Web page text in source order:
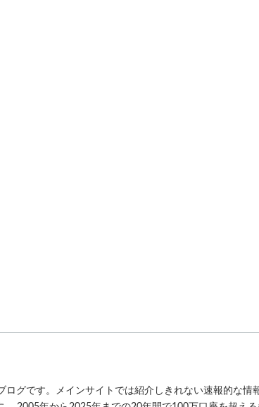
ログです。メインサイトでは紹介しきれない速報的な